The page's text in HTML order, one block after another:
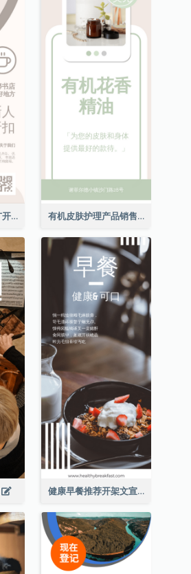
阅读咖啡厅会员推广开架文宣 有机皮肤护理产品销售开架文宣
健康早餐推荐开架文宣